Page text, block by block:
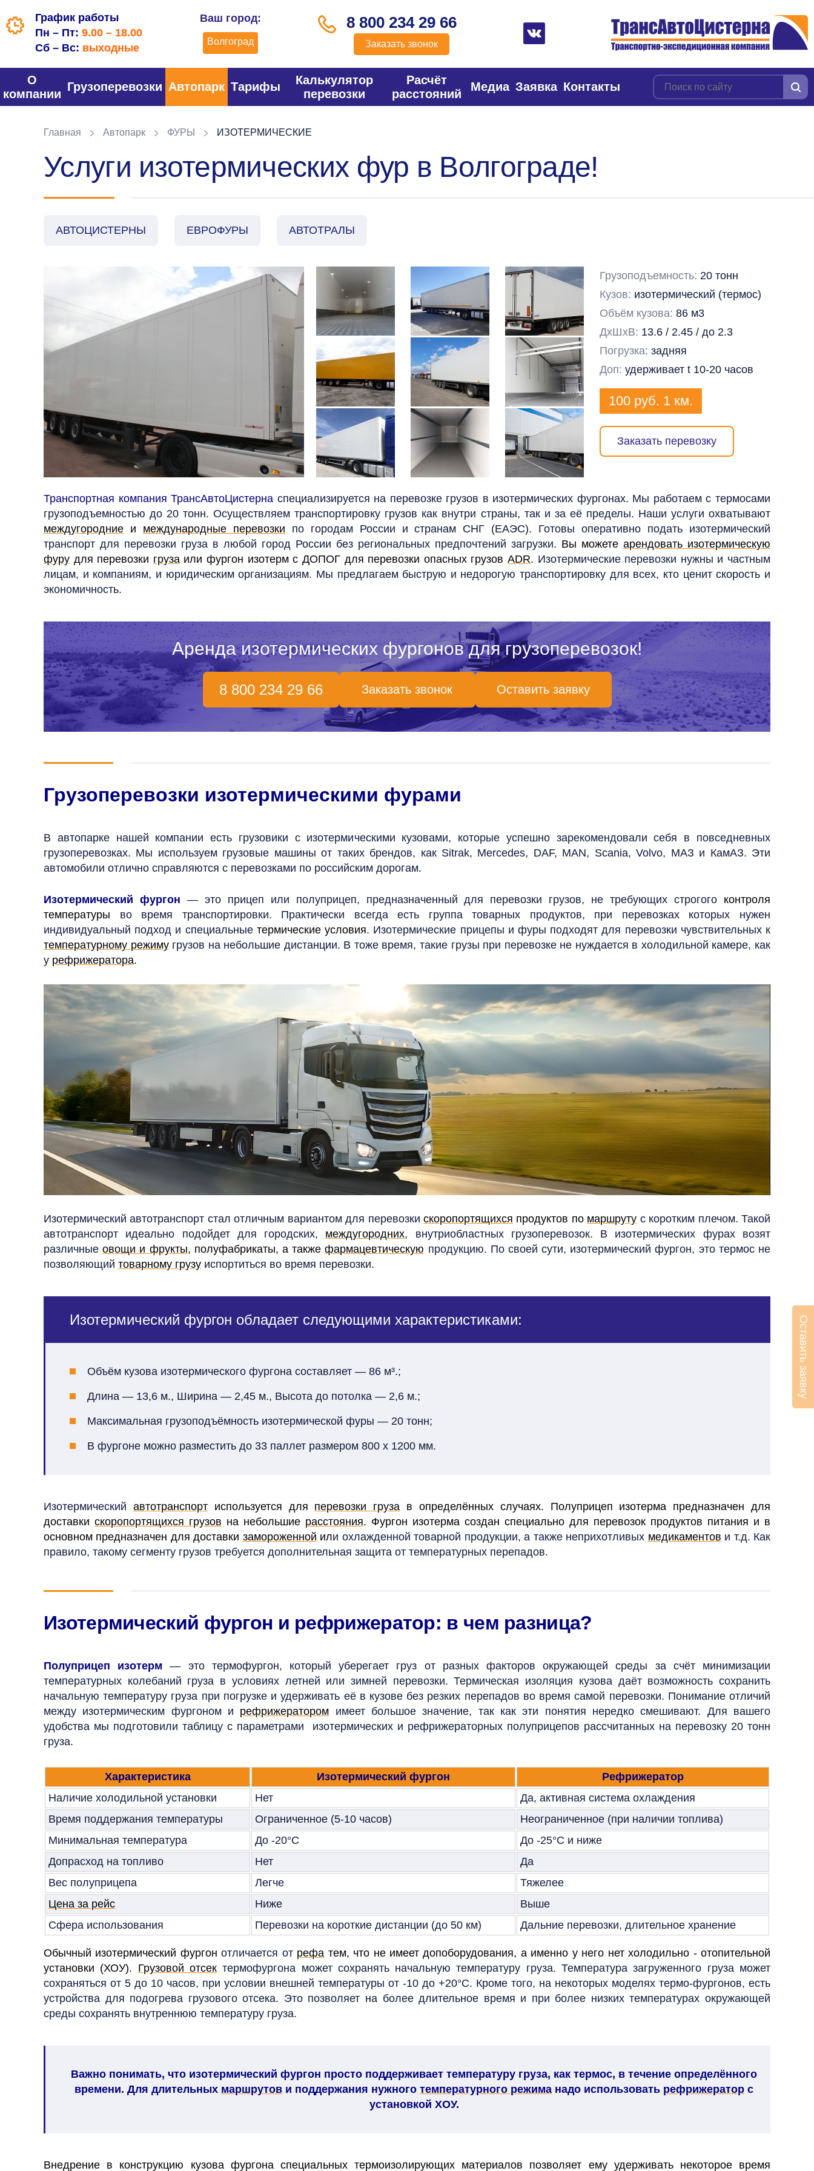
График работы
Пн – Пт: 9.00 – 18.00
Сб – Вс: выходные
Ваш город:
Волгоград
8 800 234 29 66
Заказать звонок
О
компании
Грузоперевозки Автопарк Тарифы
Калькулятор
перевозки
Расчёт
расстояний
Медиа Заявка Контакты
Главная Автопарк ФУРЫ ИЗОТЕРМИЧЕСКИЕ
Услуги изотермических фур в Волгограде!
АВТОЦИСТЕРНЫ ЕВРОФУРЫ АВТОТРАЛЫ
Грузоподъемность: 20 тонн
Кузов: изотермический (термос)
Объём кузова: 86 м3
ДхШхВ: 13.6 / 2.45 / до 2.3
Погрузка: задняя
Доп: удерживает t 10-20 часов
100 руб. 1 км.
Заказать перевозку
Транспортная компания ТрансАвтоЦистерна специализируется на перевозке грузов в изотермических фургонах. Мы работаем с термосами
грузоподъемностью до 20 тонн. Осуществляем транспортировку грузов как внутри страны, так и за её пределы. Наши услуги охватывают
междугородние и международные перевозки по городам России и странам СНГ (ЕАЭС). Готовы оперативно подать изотермический
транспорт для перевозки груза в любой город России без региональных предпочтений загрузки. Вы можете арендовать изотермическую
фуру для перевозки грузаили фургон изотерм с ДОПОГ для перевозки опасных грузов ADR. Изотермические перевозки нужны и частным
лицам, и компаниям, и юридическим организациям. Мы предлагаем быструю и недорогую транспортировку для всех, кто ценит скорость и
экономичность.
Аренда изотермических фургонов для грузоперевозок!
8 800 234 29 66 Заказать звонок Оставить заявку
Грузоперевозки изотермическими фурами
В автопарке нашей компании есть грузовики с изотермическими кузовами, которые успешно зарекомендовали себя в повседневных
грузоперевозках. Мы используем грузовые машины от таких брендов, как Sitrak, Mercedes, DAF, MAN, Scania, Volvo, МАЗ и КамАЗ. Эти
автомобили отлично справляются с перевозками по российским дорогам.
Изотермический фургон — это прицеп или полуприцеп, предназначенный для перевозки грузов, не требующих строгого контроля
температуры во время транспортировки. Практически всегда есть группа товарных продуктов, при перевозках которых нужен
индивидуальный подход и специальные термические условия. Изотермические прицепы и фуры подходят для перевозки чувствительных к
температурному режимугрузов на небольшие дистанции. В тоже время, такие грузы при перевозке не нуждается в холодильной камере, как
у рефрижератора.
Изотермический автотранспорт стал отличным вариантом для перевозки скоропортящихся продуктов по маршруту с коротким плечом. Такой
автотранспорт идеально подойдет для городских, междугородних, внутриобластных грузоперевозок. В изотермических фурах возят
различныеовощи и фрукты, полуфабрикаты, а такжефармацевтическую продукцию. По своей сути, изотермический фургон, это термос не
позволяющий товарному грузу испортиться во время перевозки.
Изотермический фургон обладает следующими характеристиками:
Объём кузова изотермического фургона составляет — 86 м³.;
Длина — 13,6 м., Ширина — 2,45 м., Высота до потолка — 2,6 м.;
Максимальная грузоподъёмность изотермической фуры — 20 тонн;
В фургоне можно разместить до 33 паллет размером 800 х 1200 мм.
Изотермический автотранспортиспользуется для перевозки груза в определённых случаях. Полуприцеп изотерма предназначен для
доставки скоропортящихся грузов на небольшие расстояния. Фургон изотерма создан специально для перевозок продуктов питания и в
основном предназначен для доставки замороженной или охлажденной товарной продукции, а также неприхотливых медикаментов и т.д. Как
правило, такому сегменту грузов требуется дополнительная защита от температурных перепадов.
Изотермический фургон и рефрижератор: в чем разница?
Полуприцеп изотерм — это термофургон, который уберегает груз от разных факторов окружающей среды за счёт минимизации
температурных колебаний груза в условиях летней или зимней перевозки. Термическая изоляция кузова даёт возможность сохранить
начальную температуру груза при погрузке и удерживать её в кузове без резких перепадов во время самой перевозки. Понимание отличий
между изотермическим фургоном и рефрижератором имеет большое значение, так как эти понятия нередко смешивают. Для вашего
удобства мы подготовили таблицу с параметрами изотермических и рефрижераторных полуприцепов рассчитанных на перевозку 20 тонн
груза.
Характеристика Изотермический фургон
Рефрижератор
Наличие холодильной установки
Нет
Да, активная система охлаждения
Время поддержания температуры
Ограниченное (5-10 часов)
Неограниченное (при наличии топлива)
Минимальная температура
До -20°C
До -25°C и ниже
Допрасход на топливо
Нет
Да
Вес полуприцепа
Легче
Тяжелее
Цена за рейс
Ниже
Выше
Сфера использования
Перевозки на короткие дистанции (до 50 км) Дальние перевозки, длительное хранение
Обычный изотермический фургон отличается от рефа тем, что не имеет допоборудования, а именно у него нет холодильно - отопительной
установки (ХОУ). Грузовой отсек термофургона может сохранять начальную температуру груза. Температура загруженного груза может
сохраняться от 5 до 10 часов, при условии внешней температуры от -10 до +20°C. Кроме того, на некоторых моделях термо-фургонов, есть
устройства для подогрева грузового отсека. Это позволяет на более длительное время и при более низких температурах окружающей
среды сохранять внутреннюю температуру груза.
Важно понимать, что изотермический фургон просто поддерживает температуру груза, как термос, в течение определённого
времени. Для длительных маршрутов и поддержания нужного температурного режима надо использовать рефрижератор с
установкой ХОУ.
Внедрение в конструкцию кузова фургона специальных термоизолирующих материалов позволяет ему удерживать некоторое время
Оставить заявку